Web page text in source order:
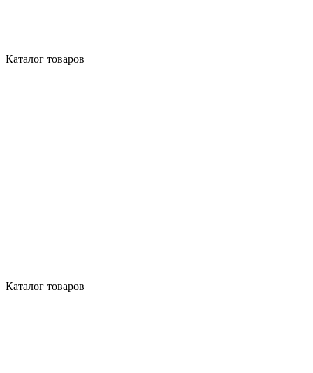
Каталог товаров
Каталог товаров